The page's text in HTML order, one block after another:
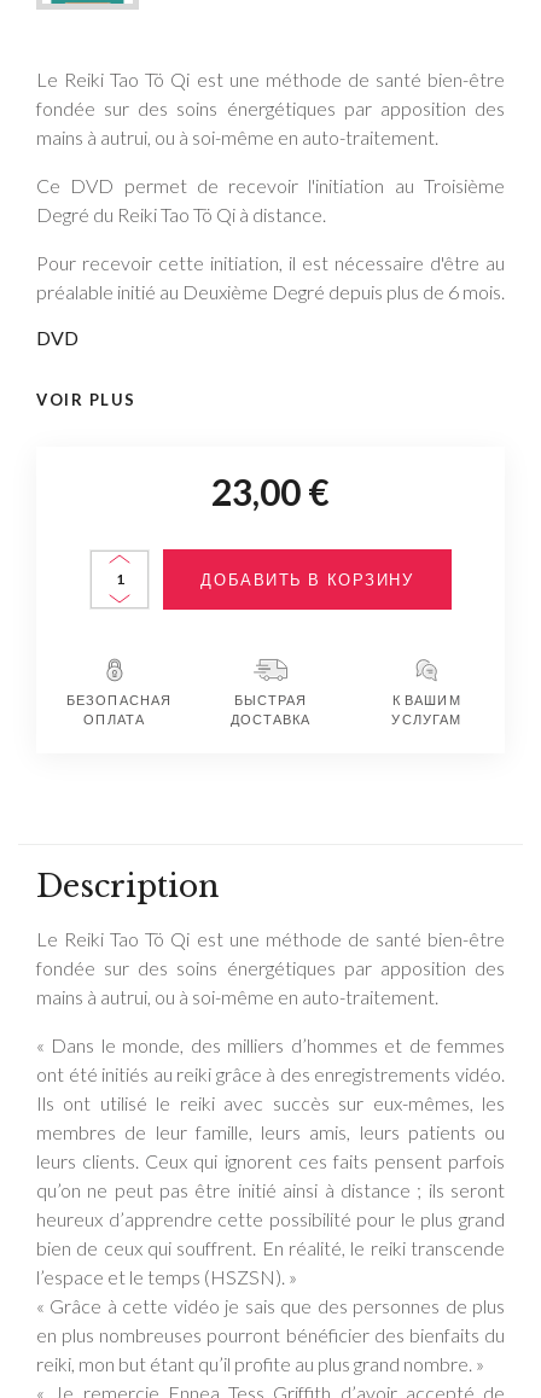
Le Reiki Tao Tö Qi est une méthode de santé bien-être
fondée sur des soins énergétiques par apposition des
mains à autrui, ou à soi-même en auto-traitement.
Ce DVD permet de recevoir l'initiation au Troisième
Degré du Reiki Tao Tö Qi à distance.
Pour recevoir cette initiation, il est nécessaire d'être au
préalable initié au Deuxième Degré depuis plus de 6 mois.
DVD
VOIR PLUS
23,00 €
ДОБАВИТЬ В КОРЗИНУ
БЕЗОПАСНАЯ
ОПЛАТА
БЫСТРАЯ
ДОСТАВКА
К ВАШИМ
УСЛУГАМ
Description
Le Reiki Tao Tö Qi est une méthode de santé bien-être
fondée sur des soins énergétiques par apposition des
mains à autrui, ou à soi-même en auto-traitement.
« Dans le monde, des milliers d’hommes et de femmes
ont été initiés au reiki grâce à des enregistrements vidéo.
Ils ont utilisé le reiki avec succès sur eux-mêmes, les
membres de leur famille, leurs amis, leurs patients ou
leurs clients. Ceux qui ignorent ces faits pensent parfois
qu’on ne peut pas être initié ainsi à distance ; ils seront
heureux d’apprendre cette possibilité pour le plus grand
bien de ceux qui souffrent. En réalité, le reiki transcende
l’espace et le temps (HSZSN). »
« Grâce à cette vidéo je sais que des personnes de plus
en plus nombreuses pourront bénéficier des bienfaits du
reiki, mon but étant qu’il profite au plus grand nombre. »
« Je remercie Ennea Tess Griffith d’avoir accepté de